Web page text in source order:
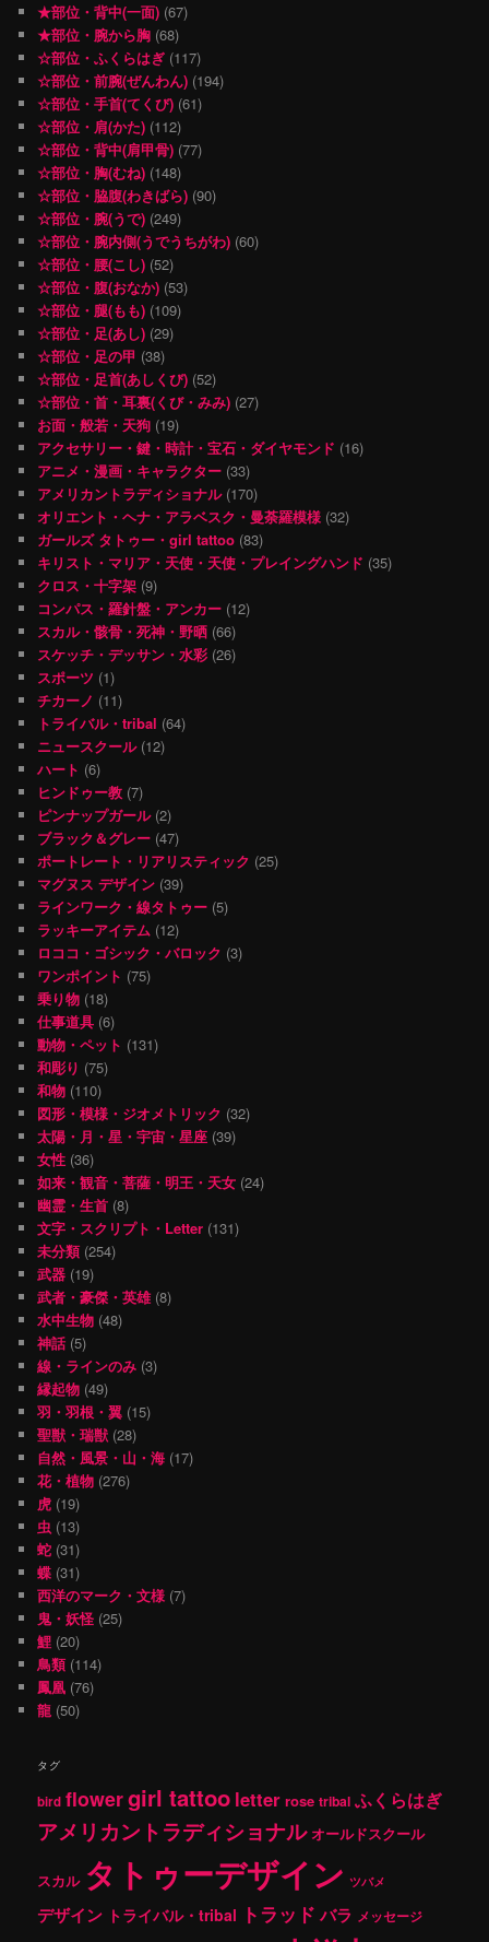
★部位・背中(一面) (67)
★部位・腕から胸 (68)
☆部位・ふくらはぎ (117)
☆部位・前腕(ぜんわん) (194)
☆部位・手首(てくび) (61)
☆部位・肩(かた) (112)
☆部位・背中(肩甲骨) (77)
☆部位・胸(むね) (148)
☆部位・脇腹(わきばら) (90)
☆部位・腕(うで) (249)
☆部位・腕内側(うでうちがわ) (60)
☆部位・腰(こし) (52)
☆部位・腹(おなか) (53)
☆部位・腿(もも) (109)
☆部位・足(あし) (29)
☆部位・足の甲 (38)
☆部位・足首(あしくび) (52)
☆部位・首・耳裏(くび・みみ) (27)
お面・般若・天狗 (19)
アクセサリー・鍵・時計・宝石・ダイヤモンド (16)
アニメ・漫画・キャラクター (33)
アメリカントラディショナル(170)
オリエント・ヘナ・アラベスク・曼荼羅模様 (32)
ガールズ タトゥー・girl tattoo (83)
キリスト・マリア・天使・天使・プレイングハンド (35)
クロス・十字架 (9)
コンパス・羅針盤・アンカー (12)
スカル・骸骨・死神・野晒 (66)
スケッチ・デッサン・水彩 (26)
スポーツ (1)
チカーノ (11)
トライバル・tribal (64)
ニュースクール(12)
ハート (6)
ヒンドゥー教 (7)
ピンナップガール(2)
ブラック＆グレー (47)
ポートレート・リアリスティック (25)
マグヌス デザイン (39)
ラインワーク・線タトゥー (5)
ラッキーアイテム (12)
ロココ・ゴシック・バロック (3)
ワンポイント (75)
乗り物 (18)
仕事道具 (6)
動物・ペット (131)
和彫り (75)
和物 (110)
図形・模様・ジオメトリック (32)
太陽・月・星・宇宙・星座 (39)
女性 (36)
如来・観音・菩薩・明王・天女 (24)
幽霊・生首 (8)
文字・スクリプト・Letter (131)
未分類(254)
武器 (19)
武者・豪傑・英雄(8)
水中生物 (48)
神話 (5)
線・ラインのみ (3)
縁起物 (49)
羽・羽根・翼 (15)
聖獣・瑞獣 (28)
自然・風景・山・海 (17)
花・植物 (276)
虎 (19)
虫 (13)
蛇 (31)
蝶 (31)
西洋のマーク・文様 (7)
鬼・妖怪 (25)
鯉 (20)
鳥類(114)
鳳凰 (76)
龍 (50)
タグ
bird flowergirl tattoo letter rose tribal ふくらはぎ
アメリカントラディショナル オールドスクール
スカル タトゥーデザイン ツバメ
デザイン トライバル・tribal トラッド バラ メッセージ